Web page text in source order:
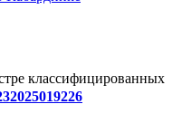
классифицированных